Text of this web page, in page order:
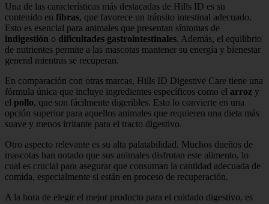
Una de las características más destacadas de Hills ID es su
contenido en fibras, que favorece un tránsito intestinal adecuado.
Esto es esencial para animales que presentan síntomas de
indigestión o dificultades gastrointestinales. Además, el equilibrio
de nutrientes permite a las mascotas mantener su energía y bienestar
general mientras se recuperan.
En comparación con otras marcas, Hills ID Digestive Care tiene una
fórmula única que incluye ingredientes específicos como el arroz y
el pollo, que son fácilmente digeribles. Esto lo convierte en una
opción superior para aquellos animales que requieren una dieta más
suave y menos irritante para el tracto digestivo.
Otro aspecto relevante es su alta palatabilidad. Muchos dueños de
mascotas han notado que sus animales disfrutan este alimento, lo
cual es crucial para asegurar que consuman la cantidad adecuada de
comida, especialmente si están en proceso de recuperación.
A la hora de elegir el mejor producto para el cuidado digestivo, es